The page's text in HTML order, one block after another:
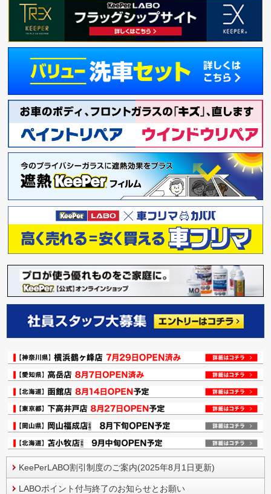
KeePerLABO割引制度のご案内(2025年8月1日更新)
LABOポイント付与終了のお知らせとお願い